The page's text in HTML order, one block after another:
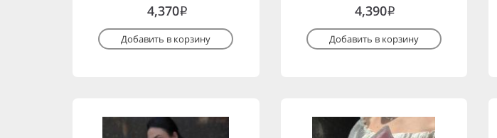
4,370i
Добавить в корзину
4,390i
Добавить в корзину